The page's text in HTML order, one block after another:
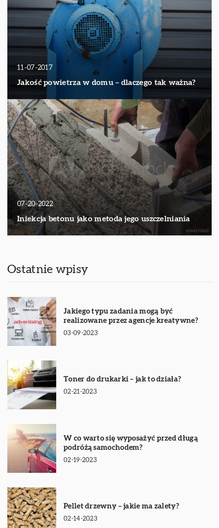
11-07-2017
Jakość powietrza w domu – dlaczego tak ważna?
07-20-2022
Iniekcja betonu jako metoda jego uszczelniania
Ostatnie wpisy
Jakiego typu zadania mogą być
realizowane przez agencje kreatywne?
03-09-2023
Toner do drukarki – jak to działa?
02-21-2023
W co warto się wyposażyć przed długą
podróżą samochodem?
02-19-2023
Pellet drzewny – jakie ma zalety?
02-14-2023